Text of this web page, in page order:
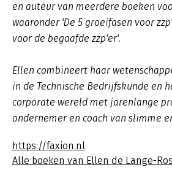
en auteur van meerdere boeken
waaronder 'De 5 groeifasen voor
voor de begaafde zzp'er'.
Ellen combineert haar
in de Technische Bedrijfskunde en
corporate wereld met jarenlange
ondernemer en coach van slimme
https://faxion.nl
Alle boeken van Ellen de Lange-Ros